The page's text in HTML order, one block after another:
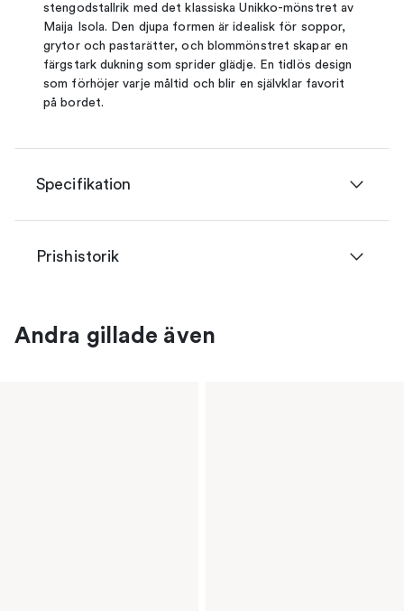
stengodstallrik med det klassiska Unikko-mönstret av
Maija Isola. Den djupa formen är idealisk för soppor,
grytor och pastarätter, och blommönstret skapar en
färgstark dukning som sprider glädje. En tidlös design
som förhöjer varje måltid och blir en självklar favorit
på bordet.
Specifikation
Prishistorik
Andra gillade även